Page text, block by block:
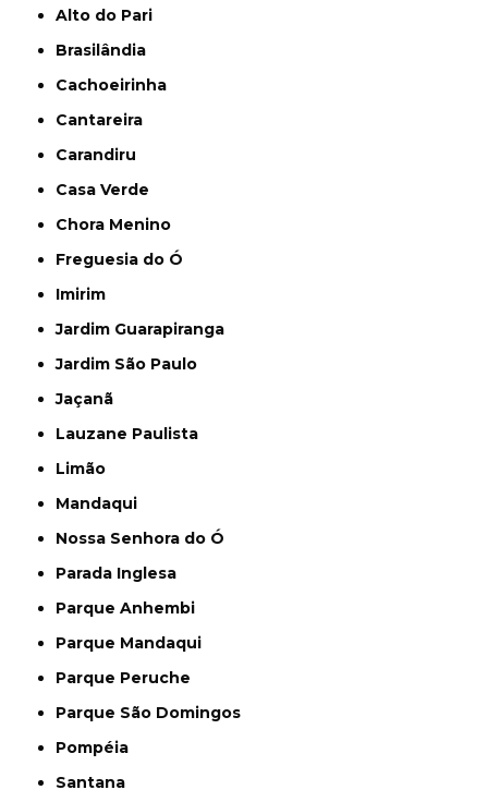
Alto do Pari
Brasilândia
Cachoeirinha
Cantareira
Carandiru
Casa Verde
Chora Menino
Freguesia do Ó
Imirim
Jardim Guarapiranga
Jardim São Paulo
Jaçanã
Lauzane Paulista
Limão
Mandaqui
Nossa Senhora do Ó
Parada Inglesa
Parque Anhembi
Parque Mandaqui
Parque Peruche
Parque São Domingos
Pompéia
Santana